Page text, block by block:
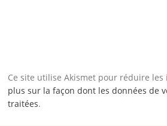
Ce site utilise Akismet pour réduire les
plus sur la façon dont les données de
traitées.